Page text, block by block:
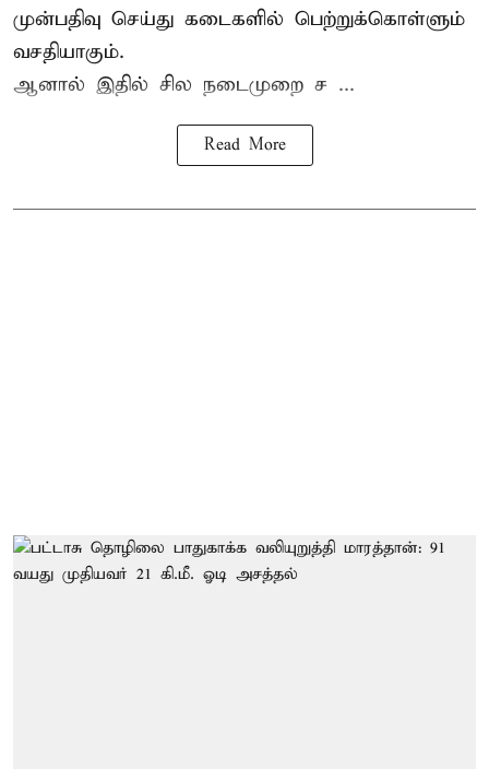
முன்பதிவு செய்து கடைகளில் பெற்றுக்கொள்ளும்
வசதியாகும்.
ஆனால் இதில் சில நடைமுறை ச ...
Read More